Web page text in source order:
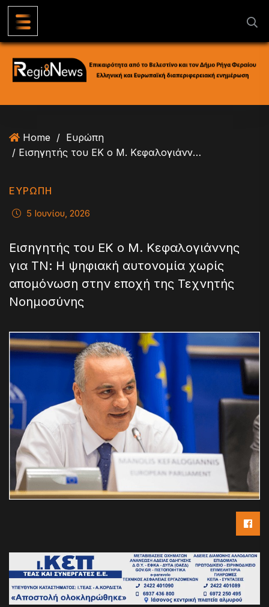
Home / Ευρώπη
/ Εισηγητής του ΕΚ ο Μ. Κεφαλογιάννης για ΤΝ: Η ψηφιακή αυτονομία χωρίς απομόνωση στην εποχή της Τεχνητής Νοημοσύνης
ΕΥΡΏΠΗ
5 Ιουνίου, 2026
Εισηγητής του ΕΚ ο Μ. Κεφαλογιάννης
για ΤΝ: Η ψηφιακή αυτονομία χωρίς
απομόνωση στην εποχή της Τεχνητής
Νοημοσύνης